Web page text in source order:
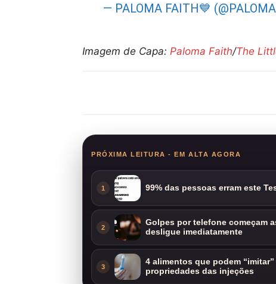
— PALOMA FAITH💙
Imagem de Capa: Paloma Faith/The
PRÓXIMA LEITURA - EM ALTA AGORA
1 99% das pessoas erram este
2
Golpes por telefone começam
desligue imediatamente
3
4 alimentos que podem
propriedades das injeções